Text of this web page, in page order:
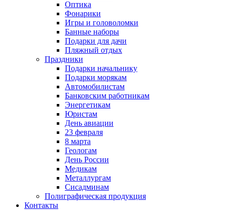
Оптика
Фонарики
Игры и головоломки
Банные наборы
Подарки для дачи
Пляжный отдых
Праздники
Подарки начальнику
Подарки морякам
Автомобилистам
Банковским работникам
Энергетикам
Юристам
День авиации
23 февраля
8 марта
Геологам
День России
Медикам
Металлургам
Сисадминам
Полиграфическая продукция
Контакты